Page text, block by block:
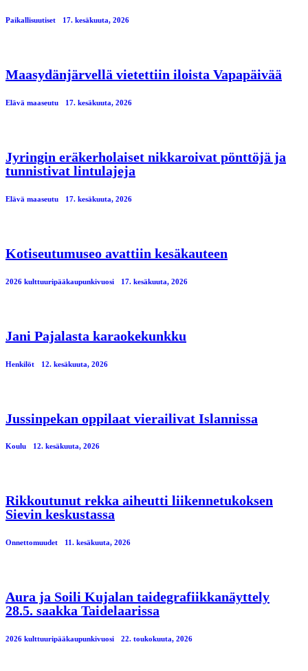
Paikallisuutiset 17. kesäkuuta, 2026
Maasydänjärvellä vietettiin iloista Vapapäivää
Elävä maaseutu 17. kesäkuuta, 2026
Jyringin eräkerholaiset nikkaroivat pönttöjä ja
tunnistivat lintulajeja
Elävä maaseutu 17. kesäkuuta, 2026
Kotiseutumuseo avattiin kesäkauteen
2026 kulttuuripääkaupunkivuosi 17. kesäkuuta, 2026
Jani Pajalasta karaokekunkku
Henkilöt 12. kesäkuuta, 2026
Jussinpekan oppilaat vierailivat Islannissa
Koulu 12. kesäkuuta, 2026
Rikkoutunut rekka aiheutti liikennetukoksen
Sievin keskustassa
Onnettomuudet 11. kesäkuuta, 2026
Aura ja Soili Kujalan taidegrafiikkanäyttely
28.5. saakka Taidelaarissa
2026 kulttuuripääkaupunkivuosi 22. toukokuuta, 2026